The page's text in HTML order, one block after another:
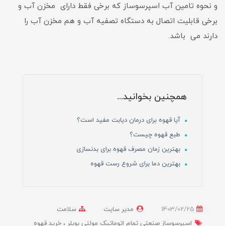
و نحوه تامین آب اسپرسوساز که برخی فقط دارای مخزن آب و
برخی قابلیت اتصال به دستگاه تصفیه آب و هم مخزن آب را
دارند می باشد.
همچنین بخوانید...
آیا قهوه برای درمان دیابت مفید است؟
طبع قهوه چیست؟
بهترین زمان مصرف قهوه برای بدنسازی
بهترین دما برای شروع رست قهوه
مدیر سایت
سلامت
اسپرسوساز صنعتی تمام اتوماتیک مولتی بویلر
خرید قهوه